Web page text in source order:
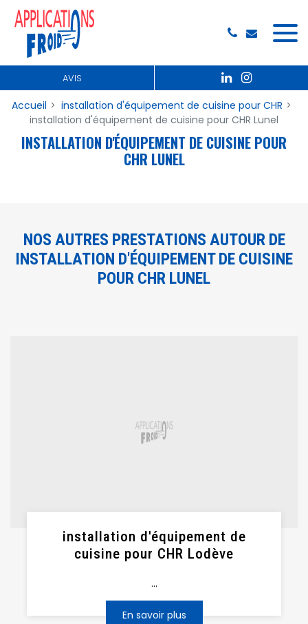
AVIS
Accueil
installation d'équipement de cuisine pour CHR
installation d'équipement de cuisine pour CHR Lunel
INSTALLATION D'ÉQUIPEMENT DE CUISINE POUR
CHR LUNEL
NOS AUTRES PRESTATIONS AUTOUR DE
INSTALLATION D'ÉQUIPEMENT DE CUISINE
POUR CHR LUNEL
installation d'équipement de
cuisine pour CHR Lodève
...
En savoir plus
Panneau de gestion des cookies